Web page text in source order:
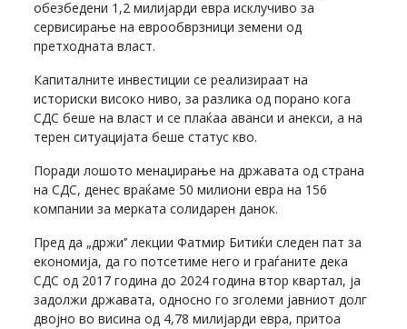
обезбедени 1,2 милијарди евра исклучиво за
сервисирање на еврообврзници земени од
претходната власт.
Капиталните инвестиции се реализираат на
историски високо ниво, за разлика од порано кога
СДС беше на власт и се плаќаа аванси и анекси, а на
терен ситуацијата беше статус кво.
Поради лошото менаџирање на државата од страна
на СДС, денес враќаме 50 милиони евра на 156
компании за мерката солидарен данок.
Пред да „држи’’ лекции Фатмир Битиќи следен пат за
економија, да го потсетиме него и граѓаните дека
СДС од 2017 година до 2024 година втор квартал, ја
задолжи државата, односно го зголеми јавниот долг
двојно во висина од 4,78 милијарди евра, притоа